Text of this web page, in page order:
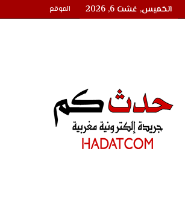
الخميس, غشت 6, 2026 الموقع